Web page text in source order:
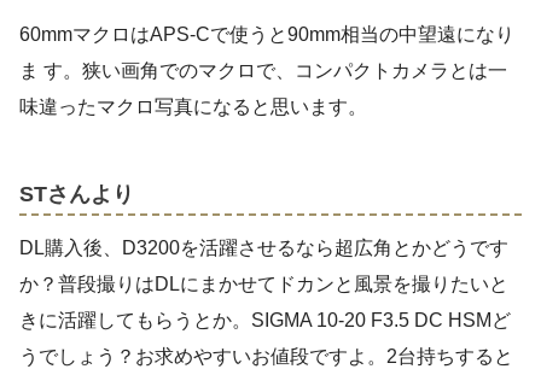
60mmマクロはAPS-Cで使うと90mm相当の中望遠になり
ま す。狭い画角でのマクロで、コンパクトカメラとは一
味違ったマクロ写真になると思います。
STさんより
DL購入後、D3200を活躍させるなら超広角とかどうです
か？普段撮りはDLにまかせてドカンと風景を撮りたいと
きに活躍してもらうとか。SIGMA 10-20 F3.5 DC HSMど
うでしょう？お求めやすいお値段ですよ。2台持ちすると